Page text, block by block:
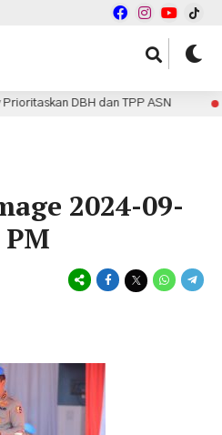
DBH dan TPP ASN 4
2024-09-